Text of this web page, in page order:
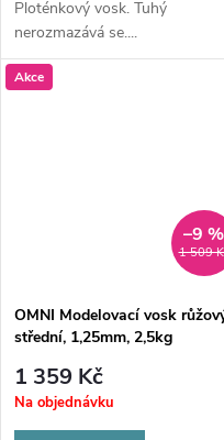
Ploténkový vosk. Tuhý
nerozmazává se....
Akce
1 509
–9 %
OMNI Modelovací vosk
střední, 1,25mm, 2,5kg
1 359 Kč
Na objednávku